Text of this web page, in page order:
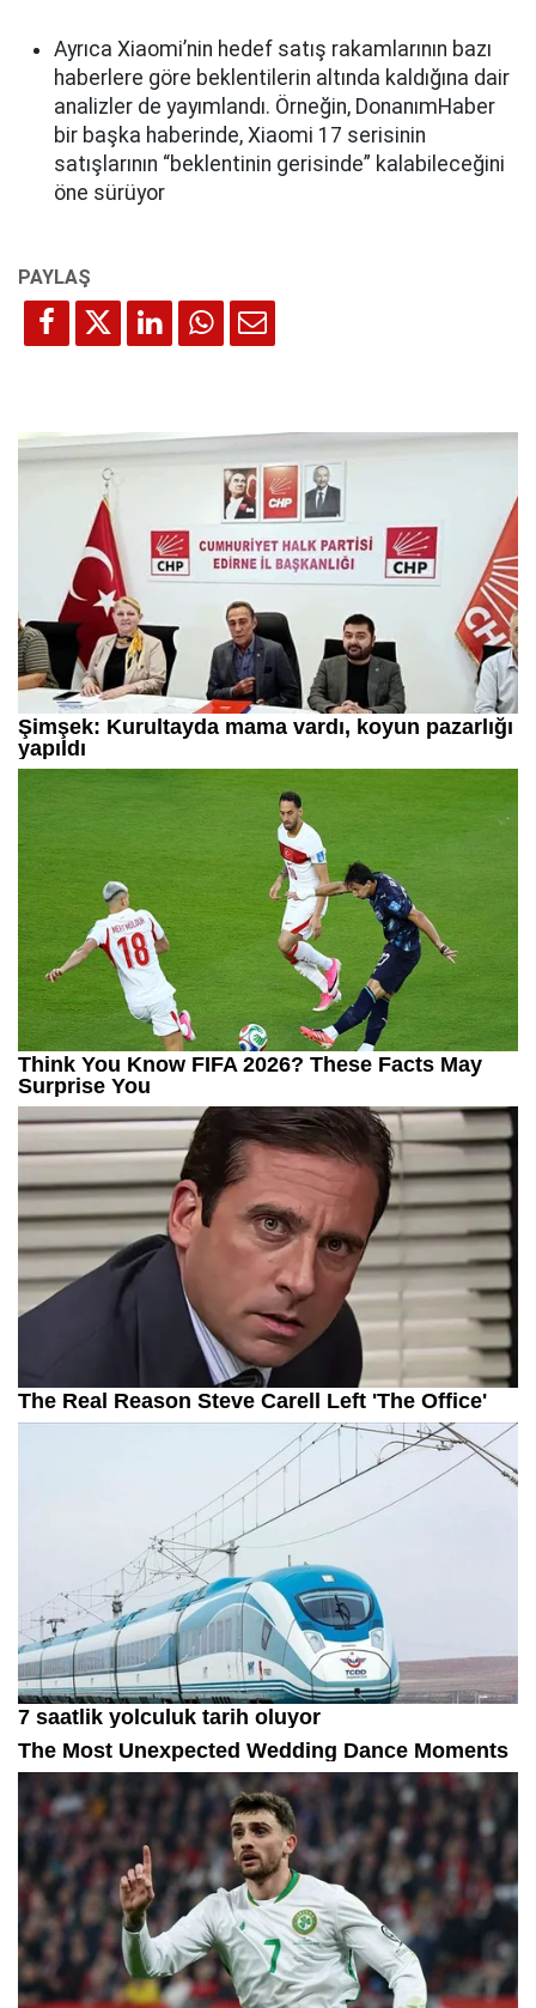
Ayrıca Xiaomi’nin hedef satış rakamlarının bazı
haberlere göre beklentilerin altında kaldığına dair
analizler de yayımlandı. Örneğin, DonanımHaber
bir başka haberinde, Xiaomi 17 serisinin
satışlarının “beklentinin gerisinde” kalabileceğini
öne sürüyor